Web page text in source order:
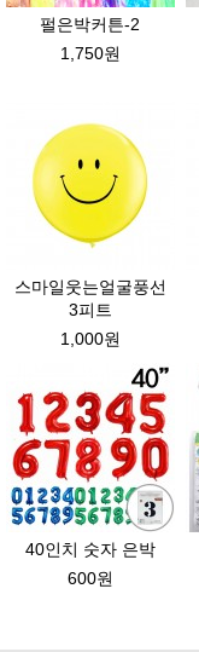
펄은박커튼-2
1,750원
스마일웃는얼굴풍선
3피트
1,000원
40인치 숫자 은박
600원